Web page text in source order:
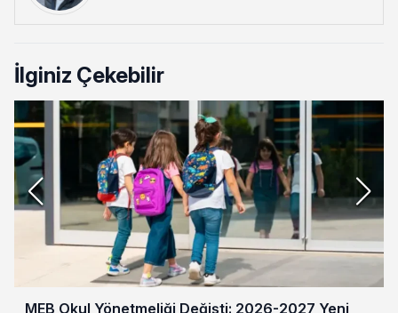
İlginiz Çekebilir
MEB Okul Yönetmeliği Değişti: 2026-2027 Yeni